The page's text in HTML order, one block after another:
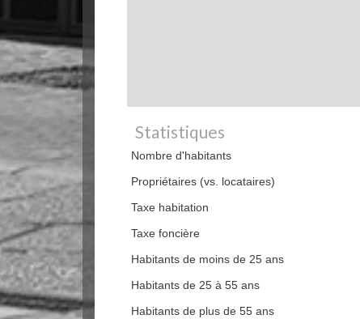
Statistiques
Nombre d'habitants
Propriétaires (vs. locataires)
Taxe habitation
Taxe foncière
Habitants de moins de 25 ans
Habitants de 25 à 55 ans
Habitants de plus de 55 ans